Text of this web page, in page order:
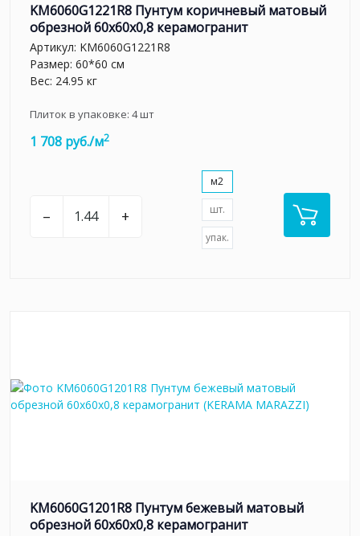
KM6060G1221R8 Пунтум коричневый матовый
обрезной 60x60x0,8 керамогранит
Артикул: KM6060G1221R8
Размер: 60*60 см
Вес: 24.95 кг
Плиток в упаковке: 4шт
1 708 руб./м2
– +
м2
шт.
упак.
KM6060G1201R8 Пунтум бежевый матовый
обрезной 60x60x0,8 керамогранит